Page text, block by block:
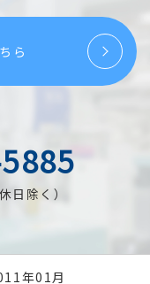
ら
除く）
年01月